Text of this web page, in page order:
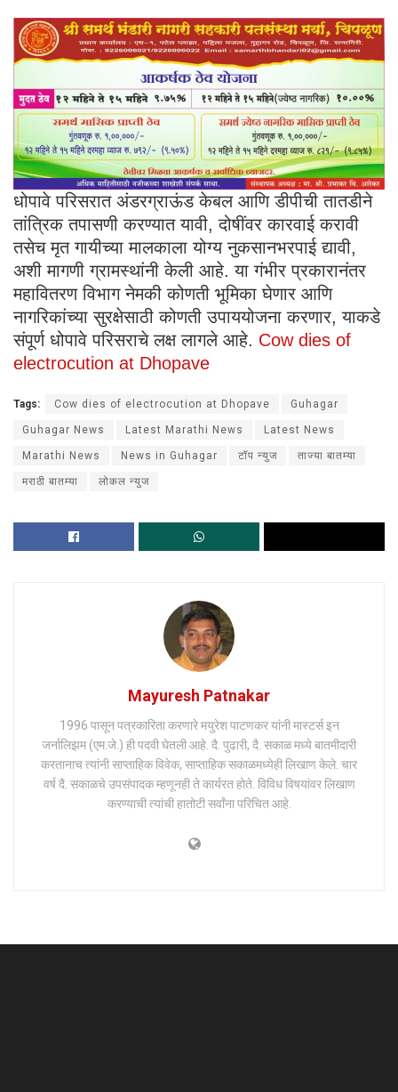
धोपावे परिसरात अंडरग्राऊंड केबल आणि डीपीची तातडीने
तांत्रिक तपासणी करण्यात यावी, दोषींवर कारवाई करावी
तसेच मृत गायीच्या मालकाला योग्य नुकसानभरपाई द्यावी,
अशी मागणी ग्रामस्थांनी केली आहे. या गंभीर प्रकारानंतर
महावितरण विभाग नेमकी कोणती भूमिका घेणार आणि
नागरिकांच्या सुरक्षेसाठी कोणती उपाययोजना करणार, याकडे
संपूर्ण धोपावे परिसराचे लक्ष लागले आहे. Cow dies of
electrocution at Dhopave
Tags: Cow dies of electrocution at Dhopave Guhagar
Guhagar News Latest Marathi News Latest News
Marathi News News in Guhagar टॉप न्युज ताज्या बातम्या
मराठी बातम्या लोकल न्युज
Mayuresh Patnakar
1996 पासून पत्रकारिता करणारे मयुरेश पाटणकर यांनी मास्टर्स इन
जर्नालिझम (एम.जे.) ही पदवी घेतली आहे. दै. पुढारी, दै. सकाळ मध्ये बातमीदारी
करतानाच त्यांनी साप्ताहिक विवेक, साप्ताहिक सकाळमध्येही लिखाण केले. चार
वर्ष दै. सकाळचे उपसंपादक म्हणूनही ते कार्यरत होते. विविध विषयांवर लिखाण
करण्याची त्यांची हातोटी सर्वांना परिचित आहे.